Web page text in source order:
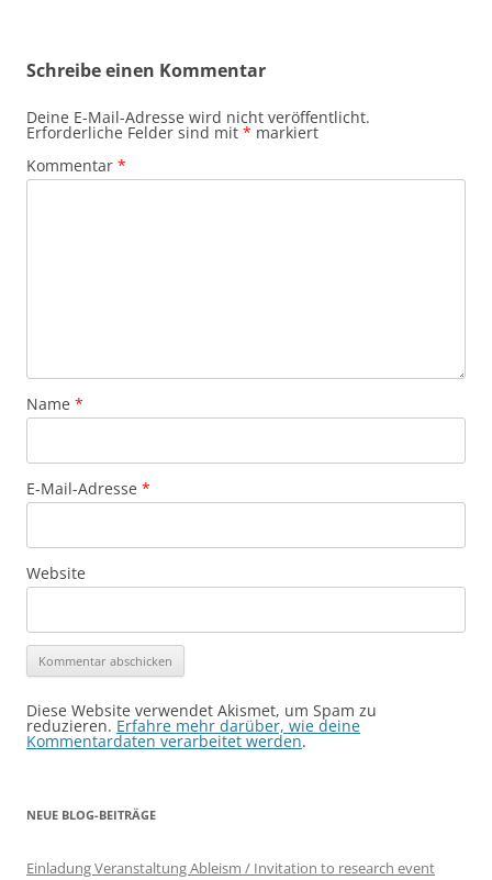
Schreibe einen Kommentar
Deine E-Mail-Adresse wird nicht veröffentlicht.
Erforderliche Felder sind mit * markiert
Kommentar *
Name *
E-Mail-Adresse *
Website
Diese Website verwendet Akismet, um Spam zu
reduzieren. Erfahre mehr darüber, wie deine
Kommentardaten verarbeitet werden.
NEUE BLOG-BEITRÄGE
Einladung Veranstaltung Ableism / Invitation to research event